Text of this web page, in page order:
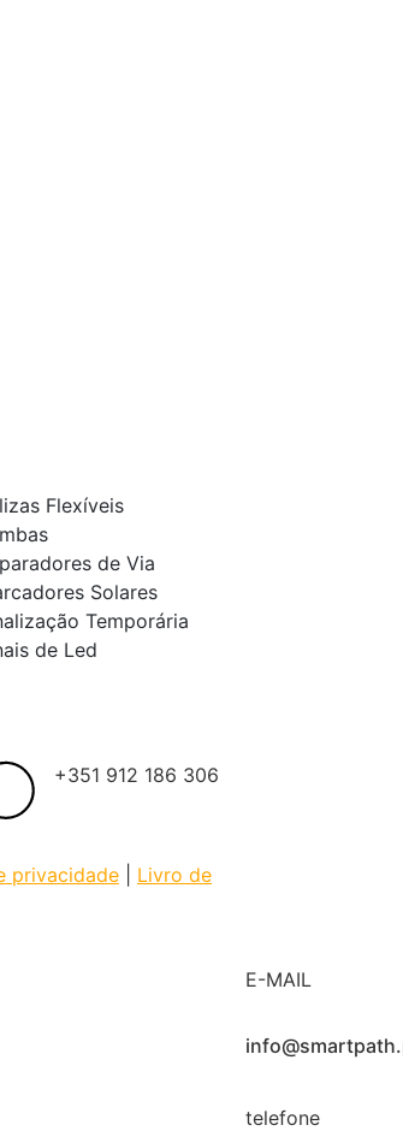
Flexíveis
de Via
Solares
Temporária
de Led
+351 912 186 306
privacidade
Livro de
E-MAIL
telefone